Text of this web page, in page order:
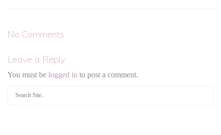
No Comments
Leave a Reply
You must be logged in to post a comment.